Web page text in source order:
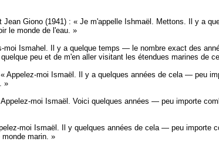
Giono (1941) : « Je m'appelle Ishmaël. Mettons. Il y a
le monde de l'eau. »
moi Ismahel. Il y a quelque temps — le nombre exact des
peu et de m'en aller visitant les étendues marines de
Appelez-moi Ismaël. Il y a quelques années de cela — peu
»
moi Ismaël. Voici quelques années — peu importe
moi Ismaël. Il y quelques années de cela — peu importe
marin. »